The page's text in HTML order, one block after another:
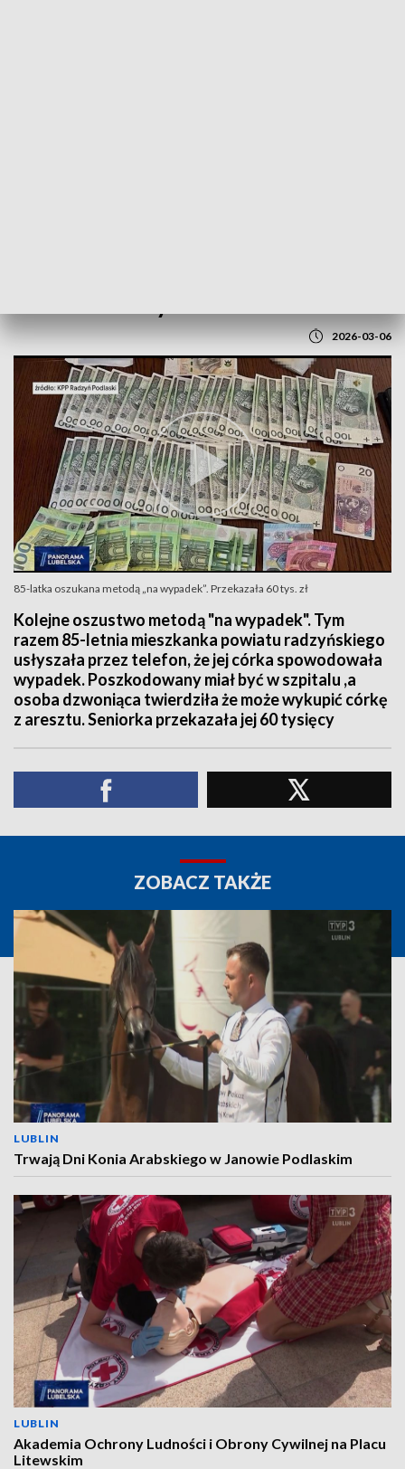
2026-03-06
85-latka oszukana metodą „na wypadek”. Przekazała 60 tys. zł
Kolejne oszustwo metodą "na wypadek". Tym
razem 85-letnia mieszkanka powiatu radzyńskiego
usłyszała przez telefon, że jej córka spowodowała
wypadek. Poszkodowany miał być w szpitalu ,a
osoba dzwoniąca twierdziła że może wykupić córkę
z aresztu. Seniorka przekazała jej 60 tysięcy
ZOBACZ TAKŻE
LUBLIN
Trwają Dni Konia Arabskiego w Janowie Podlaskim
LUBLIN
Akademia Ochrony Ludności i Obrony Cywilnej na Placu
Litewskim